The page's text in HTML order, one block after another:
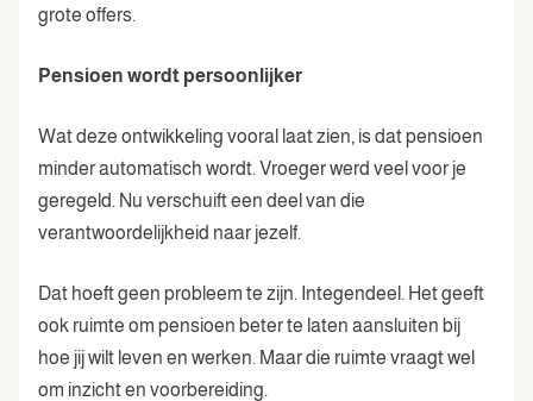
grote offers.
Pensioen wordt persoonlijker
Wat deze ontwikkeling vooral laat zien, is dat pensioen
minder automatisch wordt. Vroeger werd veel voor je
geregeld. Nu verschuift een deel van die
verantwoordelijkheid naar jezelf.
Dat hoeft geen probleem te zijn. Integendeel. Het geeft
ook ruimte om pensioen beter te laten aansluiten bij
hoe jij wilt leven en werken. Maar die ruimte vraagt wel
om inzicht en voorbereiding.